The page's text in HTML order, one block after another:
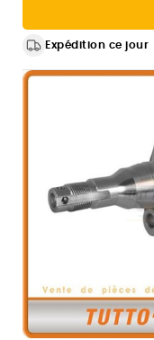
Expédition ce jour